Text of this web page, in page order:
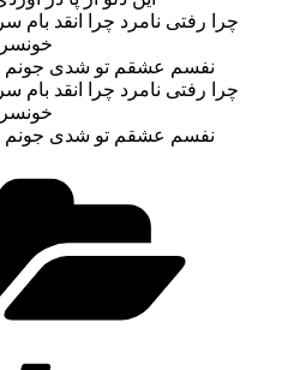
چرا رفتی نامرد چرا انقد بام
نفسم عشقم تو شدی جونم
چرا رفتی نامرد چرا انقد بام
نفسم عشقم تو شدی جونم